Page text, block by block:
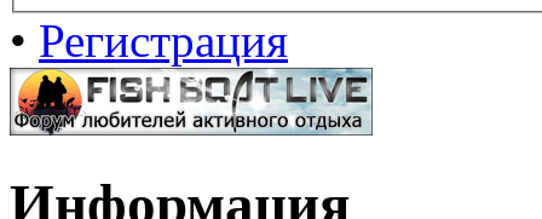
• Регистрация
Информация